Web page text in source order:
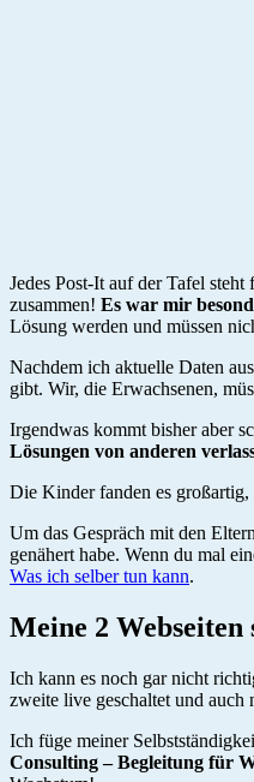
Jedes Post-It auf der Tafel
zusammen! Es war mir
Lösung werden und müssen
Nachdem ich aktuelle Daten
gibt. Wir, die Erwachsenen,
Irgendwas kommt bisher aber
Lösungen von anderen
Die Kinder fanden es
Um das Gespräch mit den
genähert habe. Wenn du mal
Was ich selber tun kann.
Meine 2 Webseiten
Ich kann es noch gar nicht
zweite live geschaltet und auch
Ich füge meiner
Consulting – Begleitung für